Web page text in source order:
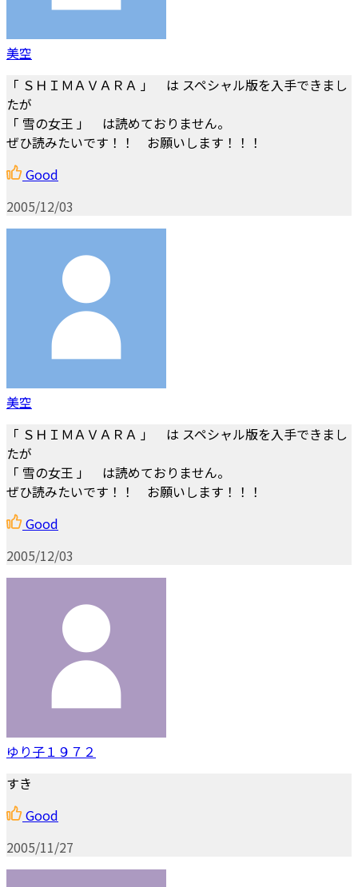
美空
「 ＳＨＩＭＡＶＡＲＡ 」 は スペシャル版を入手できまし
たが
「 雪の女王 」 は読めておりません。
ぜひ読みたいです！！ お願いします！！！
Good
2005/12/03
美空
「 ＳＨＩＭＡＶＡＲＡ 」 は スペシャル版を入手できまし
たが
「 雪の女王 」 は読めておりません。
ぜひ読みたいです！！ お願いします！！！
Good
2005/12/03
ゆり子１９７２
すき
Good
2005/11/27